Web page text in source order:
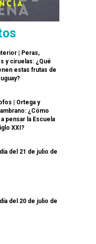
| Peras,
y ciruelas: ¿Qué
estas frutas de
| Ortega y
¿Cómo
pensar la Escuela
XXI?
del 21 de julio de
del 20 de julio de